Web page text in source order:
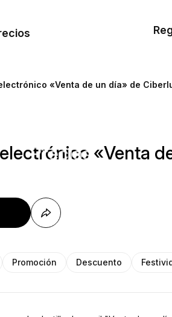
Precios
«Venta de un día» de
«Venta
Promoción Descuento